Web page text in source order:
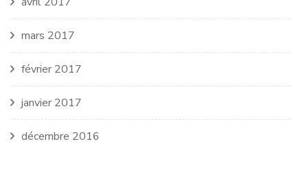
mars 2017
février 2017
janvier 2017
décembre 2016